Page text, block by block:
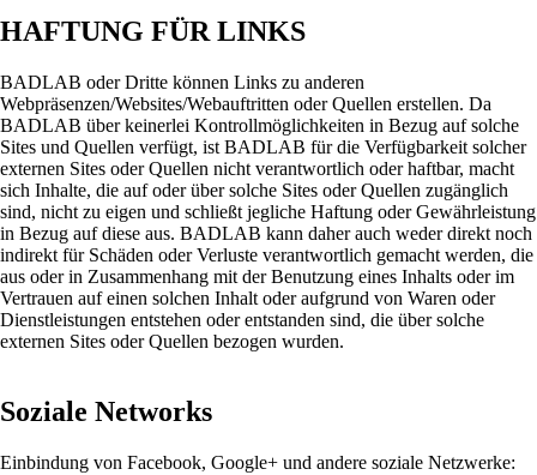
HAFTUNG FÜR LINKS
BADLAB oder Dritte können Links zu anderen
Webpräsenzen/Websites/Webauftritten oder Quellen erstellen. Da
BADLAB über keinerlei Kontrollmöglichkeiten in Bezug auf solche
Sites und Quellen verfügt, ist BADLAB für die Verfügbarkeit solcher
externen Sites oder Quellen nicht verantwortlich oder haftbar, macht
sich Inhalte, die auf oder über solche Sites oder Quellen zugänglich
sind, nicht zu eigen und schließt jegliche Haftung oder Gewährleistung
in Bezug auf diese aus. BADLAB kann daher auch weder direkt noch
indirekt für Schäden oder Verluste verantwortlich gemacht werden, die
aus oder in Zusammenhang mit der Benutzung eines Inhalts oder im
Vertrauen auf einen solchen Inhalt oder aufgrund von Waren oder
Dienstleistungen entstehen oder entstanden sind, die über solche
externen Sites oder Quellen bezogen wurden.
Soziale Networks
Einbindung von Facebook, Google+ und andere soziale Netzwerke: